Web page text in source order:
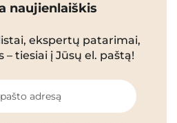
naujienlaiškis
ekspertų patarimai,
tiesiai į Jūsų el. paštą!
adresą